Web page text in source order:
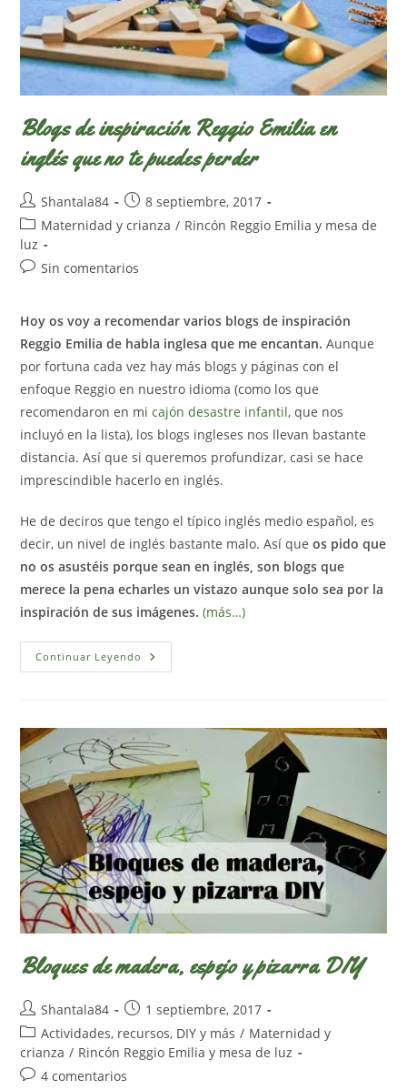
Blogs de inspiración Reggio Emilia en
inglés que no te puedes perder
Autor
de
la
entrada:
Shantala84
Publicación
de
8 septiembre, 2017
Categoría
de
la
Maternidad y crianza / Rincón Reggio Emilia y mesa de
luz
Comentarios
entrada:
Sin comentarios
Hoy os voy a recomendar varios blogs de inspiración
Reggio Emilia de habla inglesa que me encantan. Aunque
por fortuna cada vez hay más blogs y páginas con el
enfoque Reggio en nuestro idioma (como los que
recomendaron en micajón desastre infantil, que nos
incluyó en la lista), los blogs ingleses nos llevan bastante
distancia. Así que si queremos profundizar, casi se hace
imprescindible hacerlo en inglés.
He de deciros que tengo el típico inglés medio español, es
decir, un nivel de inglés bastante malo. Así queos pido que
no os asustéis porque sean en inglés, son blogs que
merece la pena echarles un vistazo aunque solo sea por la
inspiración de sus imágenes. (más…)
Continuar Leyendo Blogs
De
Inglés
Que
No
Te
Puedes
Perder
Bloques de madera, espejo y pizarra DIY
Autor
de
la
entrada:
Shantala84
Publicación
de
la
entrada:
1 septiembre, 2017
Categoría
de
la
Actividades, recursos, DIY y más / Maternidad y
crianza / Rincón Reggio Emilia y mesa de luz
Comentarios
4 comentarios